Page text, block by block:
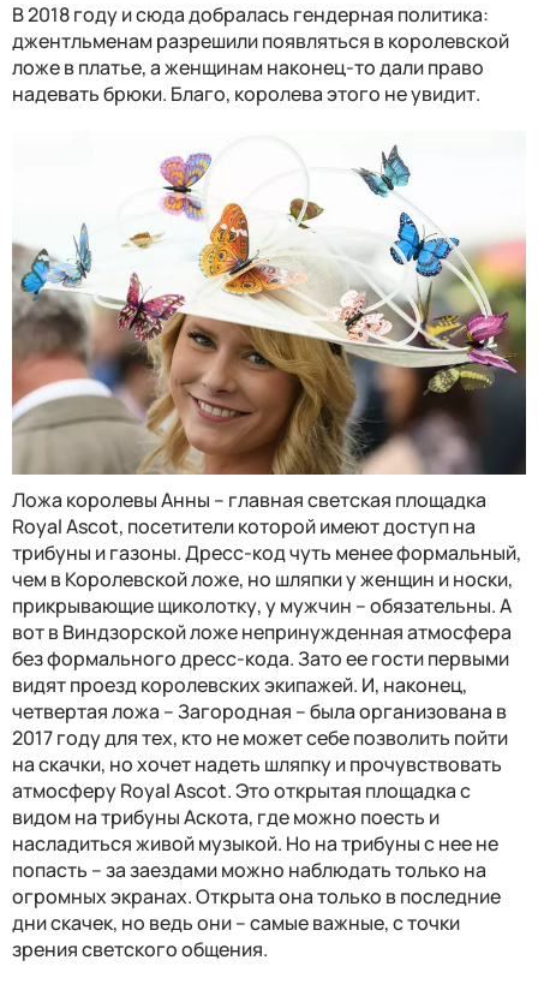
В 2018 году и сюда добралась гендерная политика:
джентльменам разрешили появляться в королевской
ложе в платье, а женщинам наконец-то дали право
надевать брюки. Благо, королева этого не увидит.
Ложа королевы Анны – главная светская площадка
Royal Ascot, посетители которой имеют доступ на
трибуны и газоны. Дресс-код чуть менее формальный,
чем в Королевской ложе, но шляпки у женщин и носки,
прикрывающие щиколотку, у мужчин – обязательны. А
вот в Виндзорской ложе непринужденная атмосфера
без формального дресс-кода. Зато ее гости первыми
видят проезд королевских экипажей. И, наконец,
четвертая ложа – Загородная – была организована в
2017 году для тех, кто не может себе позволить пойти
на скачки, но хочет надеть шляпку и прочувствовать
атмосферу Royal Ascot. Это открытая площадка с
видом на трибуны Аскота, где можно поесть и
насладиться живой музыкой. Но на трибуны с нее не
попасть – за заездами можно наблюдать только на
огромных экранах. Открыта она только в последние
дни скачек, но ведь они – самые важные, с точки
зрения светского общения.